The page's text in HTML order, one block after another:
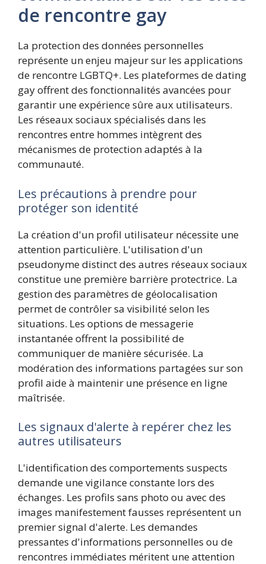
de rencontre gay
La protection des données personnelles
représente un enjeu majeur sur les applications
de rencontre LGBTQ+. Les plateformes de dating
gay offrent des fonctionnalités avancées pour
garantir une expérience sûre aux utilisateurs.
Les réseaux sociaux spécialisés dans les
rencontres entre hommes intègrent des
mécanismes de protection adaptés à la
communauté.
Les précautions à prendre pour
protéger son identité
La création d'un profil utilisateur nécessite une
attention particulière. L'utilisation d'un
pseudonyme distinct des autres réseaux sociaux
constitue une première barrière protectrice. La
gestion des paramètres de géolocalisation
permet de contrôler sa visibilité selon les
situations. Les options de messagerie
instantanée offrent la possibilité de
communiquer de manière sécurisée. La
modération des informations partagées sur son
profil aide à maintenir une présence en ligne
maîtrisée.
Les signaux d'alerte à repérer chez les
autres utilisateurs
L'identification des comportements suspects
demande une vigilance constante lors des
échanges. Les profils sans photo ou avec des
images manifestement fausses représentent un
premier signal d'alerte. Les demandes
pressantes d'informations personnelles ou de
rencontres immédiates méritent une attention